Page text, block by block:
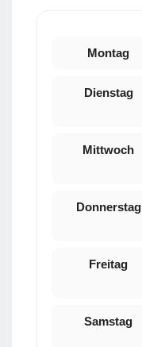
Montag
Dienstag
Mittwoch
Donnerstag
Freitag
Samstag